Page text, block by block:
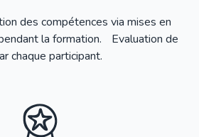
des compétences via mises en
la formation. Evaluation de
chaque participant.